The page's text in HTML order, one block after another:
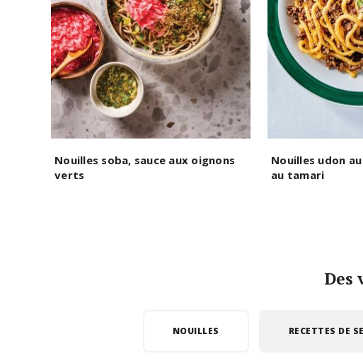
Nouilles soba, sauce aux oignons
verts
Nouilles udon
au tamari
Des
NOUILLES RECETTES DE